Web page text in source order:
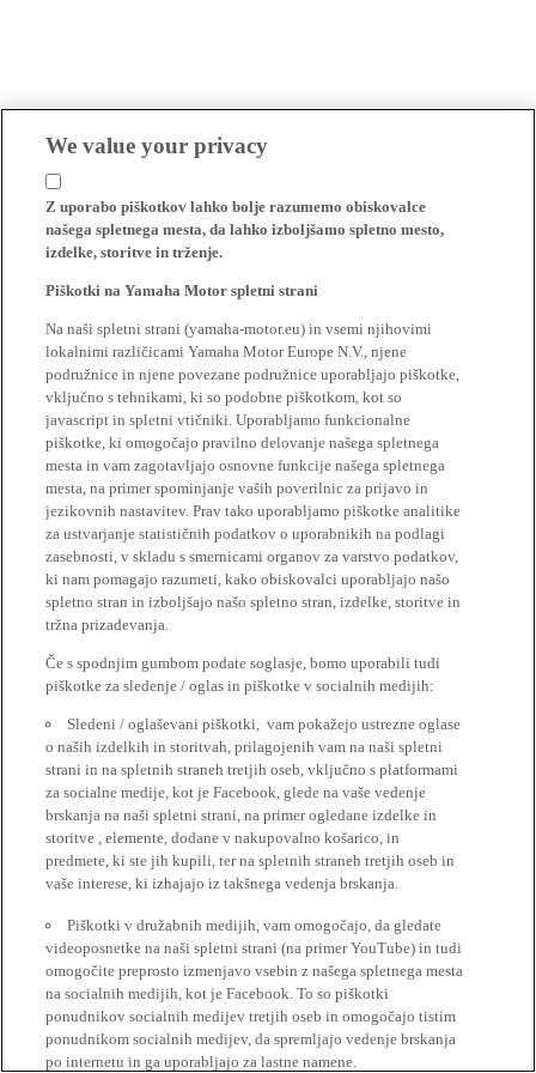
We value your privacy
Z uporabo piškotkov lahko bolje razumemo obiskovalce
našega spletnega mesta, da lahko izboljšamo spletno mesto,
izdelke, storitve in trženje.
Piškotki na Yamaha Motor spletni strani
Na naši spletni strani (yamaha-motor.eu) in vsemi njihovimi
lokalnimi različicami Yamaha Motor Europe N.V., njene
podružnice in njene povezane podružnice uporabljajo piškotke,
vključno s tehnikami, ki so podobne piškotkom, kot so
javascript in spletni vtičniki. Uporabljamo funkcionalne
piškotke, ki omogočajo pravilno delovanje našega spletnega
mesta in vam zagotavljajo osnovne funkcije našega spletnega
mesta, na primer spominjanje vaših poverilnic za prijavo in
jezikovnih nastavitev. Prav tako uporabljamo piškotke analitike
za ustvarjanje statističnih podatkov o uporabnikih na podlagi
zasebnosti, v skladu s smernicami organov za varstvo podatkov,
ki nam pomagajo razumeti, kako obiskovalci uporabljajo našo
spletno stran in izboljšajo našo spletno stran, izdelke, storitve in
tržna prizadevanja.
Če s spodnjim gumbom podate soglasje, bomo uporabili tudi
piškotke za sledenje / oglas in piškotke v socialnih medijih:
Sledeni / oglaševani piškotki, vam pokažejo ustrezne oglase
o naših izdelkih in storitvah, prilagojenih vam na naši spletni
strani in na spletnih straneh tretjih oseb, vključno s platformami
za socialne medije, kot je Facebook, glede na vaše vedenje
brskanja na naši spletni strani, na primer ogledane izdelke in
storitve , elemente, dodane v nakupovalno košarico, in
predmete, ki ste jih kupili, ter na spletnih straneh tretjih oseb in
vaše interese, ki izhajajo iz takšnega vedenja brskanja.
Piškotki v družabnih medijih, vam omogočajo, da gledate
videoposnetke na naši spletni strani (na primer YouTube) in tudi
omogočite preprosto izmenjavo vsebin z našega spletnega mesta
na socialnih medijih, kot je Facebook. To so piškotki
ponudnikov socialnih medijev tretjih oseb in omogočajo tistim
ponudnikom socialnih medijev, da spremljajo vedenje brskanja
po internetu in ga uporabljajo za lastne namene.